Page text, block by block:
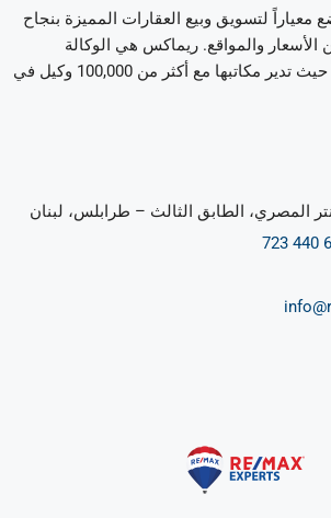
لتسويق وبيع العقارات المميزة بنجاح
والمواقع. ريماكس هي الوكالة
العقارية الرائدة عالمياً حيث تدير مكاتبها مع أكثر من 100,000 وكيل في
المصري، الطابق الثالث – طرابلس، لبنان